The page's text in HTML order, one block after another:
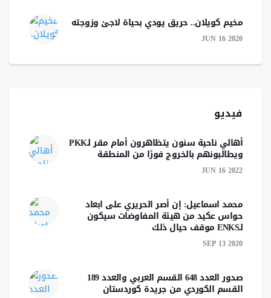
مخيم كويلان.. حريق يودي بحياة لاجئ وزوجته
JUN 16 2020
فيديو
أهالي ناحية سنون يتظاهرون أمام مقر لـPKK
ويطالبونهم بالخروج فورًا من المنطقة
JUN 16 2022
محمد اسماعيل: إن أصر الحريري على ابعاد
حواس عكيد من هيئة المفاوضات سيكون
لـENKS موقف حيال ذلك
SEP 13 2020
صدور العدد 648 القسم العربي والعدد 189
القسم الكوردي من جريدة كوردستان